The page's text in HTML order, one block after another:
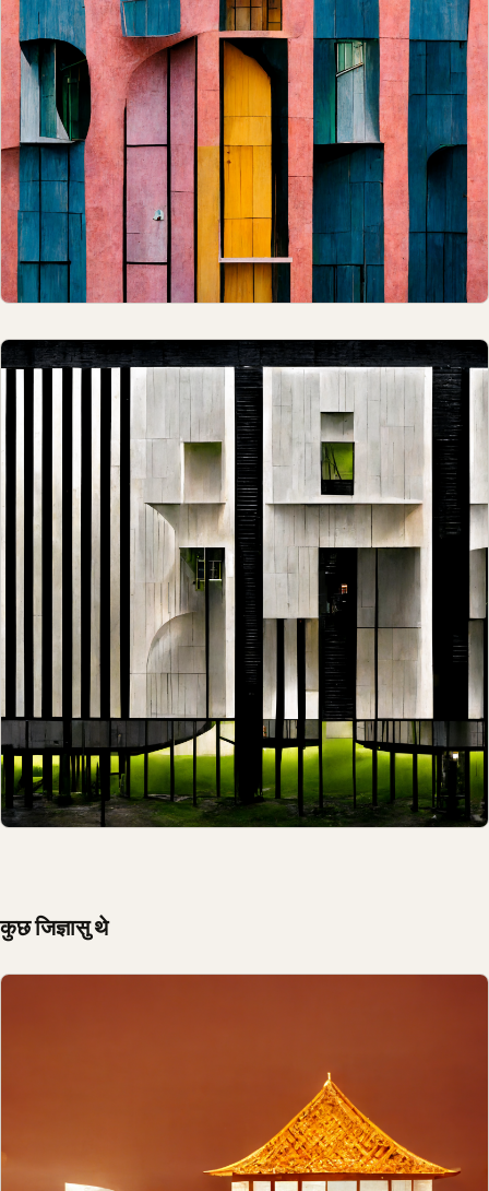
कुछ जिज्ञासु थे